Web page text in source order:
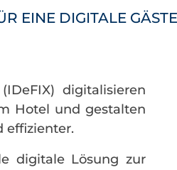
EINE DIGITALE
digitalisieren
Hotel und gestalten
effizienter.
digitale Lösung zur